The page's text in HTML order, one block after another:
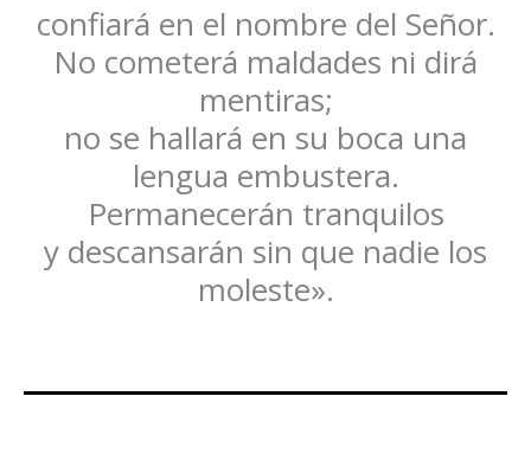
confiará en el nombre del Señor.
No cometerá maldades ni dirá
mentiras;
no se hallará en su boca una
lengua embustera.
Permanecerán tranquilos
y descansarán sin que nadie los
moleste».